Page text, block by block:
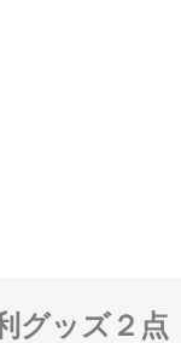
グッズ２点